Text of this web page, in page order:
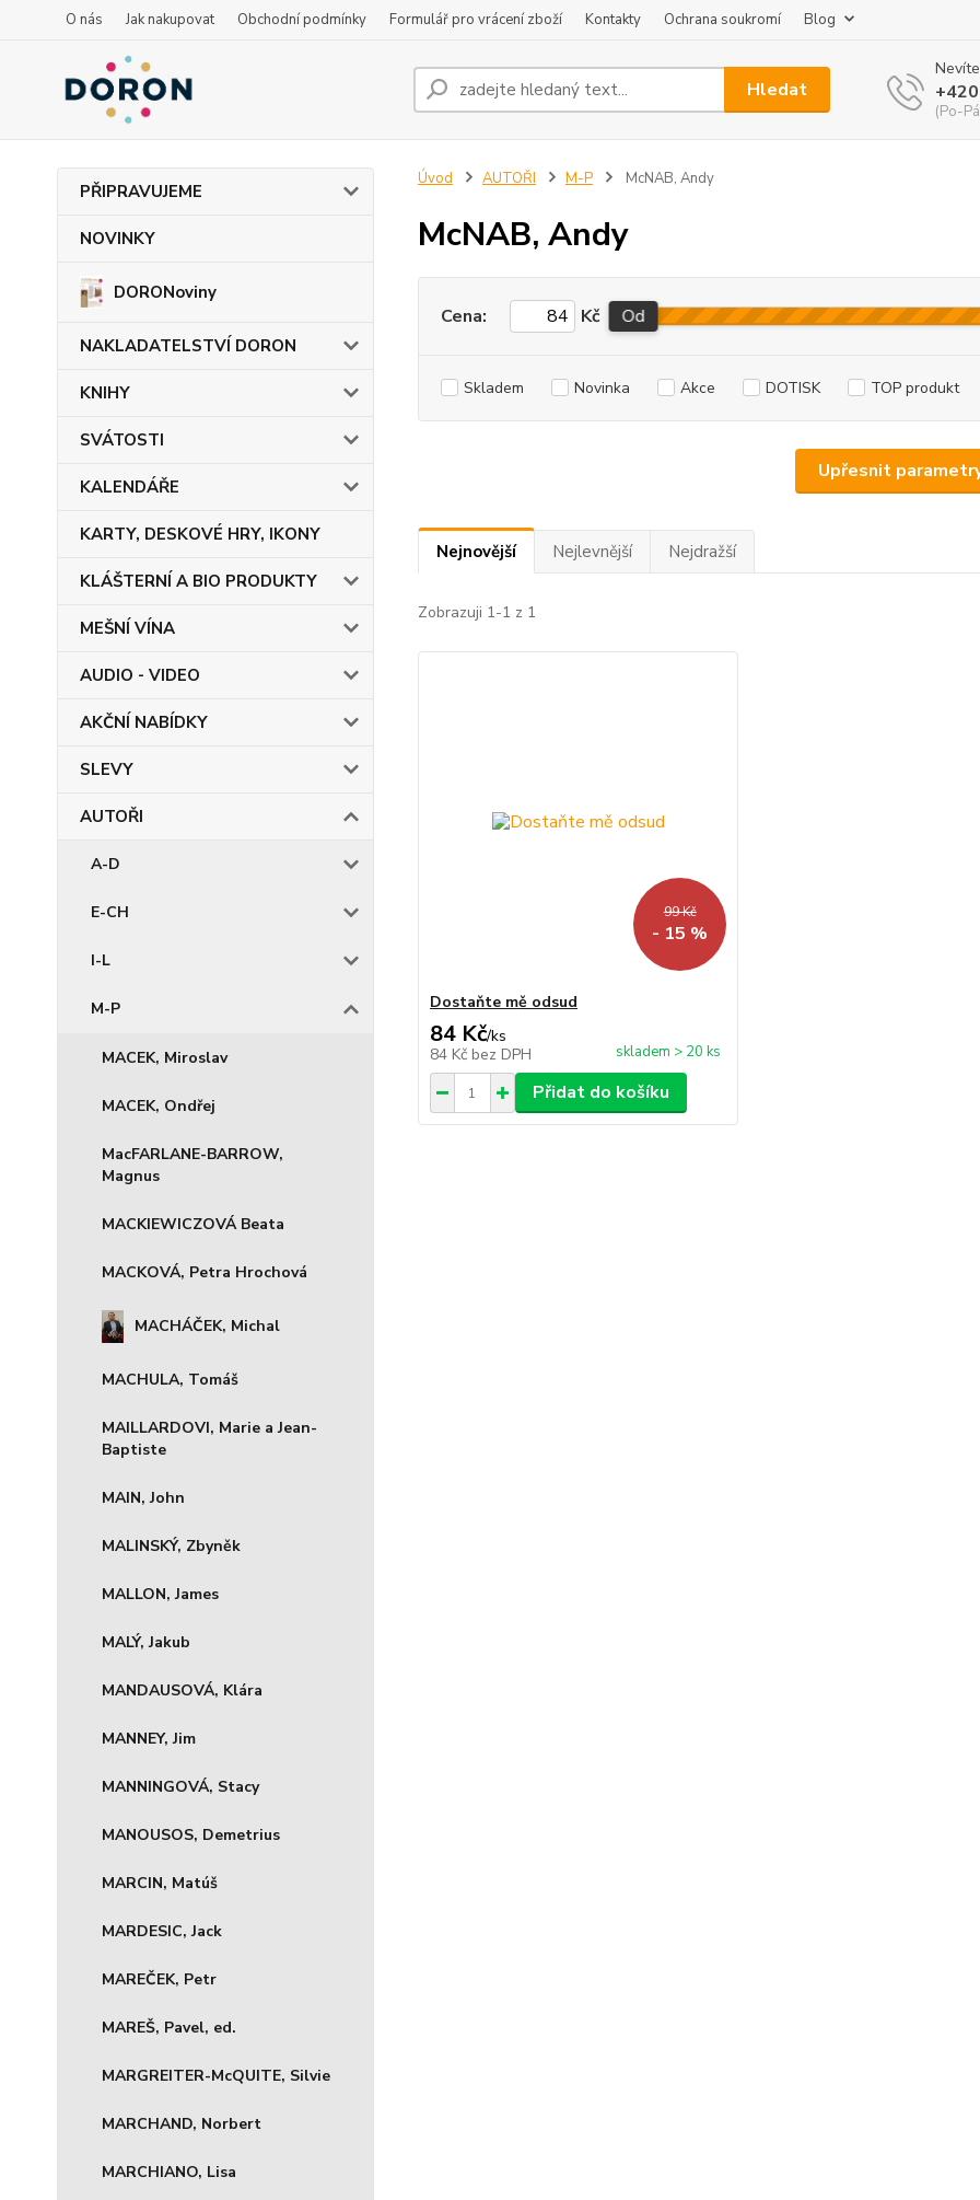
O nás Jak nakupovat Obchodní podmínky Formulář pro vrácení zboží Kontakty Ochrana soukromí Blog
Hledat
(Po-
PŘIPRAVUJEME
NOVINKY
DORONoviny
NAKLADATELSTVÍ DORON
KNIHY
SVÁTOSTI
KALENDÁŘE
KARTY, DESKOVÉ HRY, IKONY
KLÁŠTERNÍ A BIO PRODUKTY
MEŠNÍ VÍNA
AUDIO - VIDEO
AKČNÍ NABÍDKY
SLEVY
AUTOŘI
A-D
E-CH
I-L
M-P
MACEK, Miroslav
MACEK, Ondřej
MacFARLANE-BARROW,
Magnus
MACKIEWICZOVÁ Beata
MACKOVÁ, Petra Hrochová
MACHÁČEK, Michal
MACHULA, Tomáš
MAILLARDOVI, Marie a Jean-
Baptiste
MAIN, John
MALINSKÝ, Zbyněk
MALLON, James
MALÝ, Jakub
MANDAUSOVÁ, Klára
MANNEY, Jim
MANNINGOVÁ, Stacy
MANOUSOS, Demetrius
MARCIN, Matúš
MARDESIC, Jack
MAREČEK, Petr
MAREŠ, Pavel, ed.
MARGREITER-McQUITE, Silvie
MARCHAND, Norbert
MARCHIANO, Lisa
Úvod AUTOŘI M-P McNAB, Andy
McNAB, Andy
Upřesnit
Cena: Kč Od
Skladem Novinka Akce DOTISK TOP produkt
Nejnovější Nejlevnější Nejdražší
Zobrazuji 1-1 z 1
99 Kč
- 15 %
Dostaňte mě odsud
84 Kč/ks
84 Kč bez DPH skladem > 20 ks
Přidat do košíku